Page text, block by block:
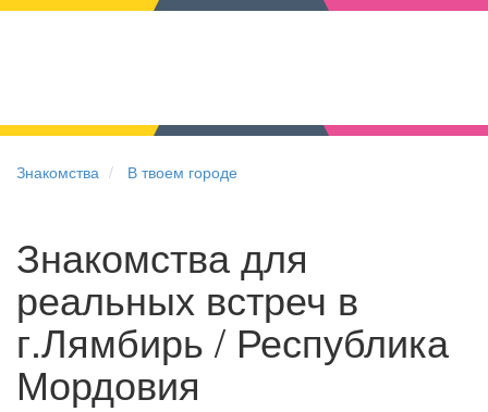
Знакомства В твоем городе
Знакомства для
реальных встреч в
г.Лямбирь / Республика
Мордовия